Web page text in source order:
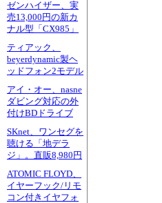
ゼンハイザー、実
売13,000円の新カ
ナル型「CX985」
ティアック、
beyerdynamic製ヘ
ッドフォン2モデル
アイ・オー、nasne
ダビング対応の外
付けBDドライブ
SKnet、ワンセグを
聴ける「地デラ
ジ」。直販8,980円
ATOMIC FLOYD、
イヤーフック/リモ
コン付きイヤフォ